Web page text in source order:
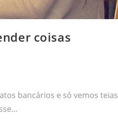
coisas
bancários e só vemos teias